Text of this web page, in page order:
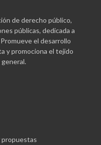
de derecho público,
públicas, dedicada a
el desarrollo
y promociona el tejido
propuestas